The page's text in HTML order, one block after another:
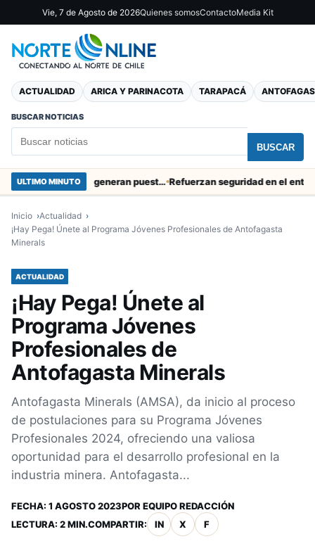
Vie, 7 de Agosto de 2026Quienes somosContactoMedia Kit
ACTUALIDAD ARICA Y PARINACOTA TARAPACÁ
BUSCAR NOTICIAS
BUSCAR
ULTIMO MINUTO Obras de Aguas del Altiplano en Arica generan puestos de trabajo Refuerzan seguridad en el entorno
Inicio
Actualidad
¡Hay Pega! Únete al Programa Jóvenes Profesionales de Antofagasta
Minerals
ACTUALIDAD
¡Hay Pega! Únete al
Programa Jóvenes
Profesionales de
Antofagasta Minerals
Antofagasta Minerals (AMSA), da inicio al proceso
de postulaciones para su Programa Jóvenes
Profesionales 2024, ofreciendo una valiosa
oportunidad para el desarrollo profesional en la
industria minera. Antofagasta...
FECHA: 1 AGOSTO 2023POR EQUIPO REDACCIÓN
LECTURA: 2 MIN.COMPARTIR: IN X F